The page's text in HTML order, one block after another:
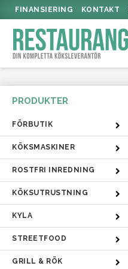
FINANSIERING KONTAKT
FÖRBUTIK
KÖKSMASKINER
ROSTFRI INREDNING
KÖKSUTRUSTNING
KYLA
STREETFOOD
GRILL & RÖK